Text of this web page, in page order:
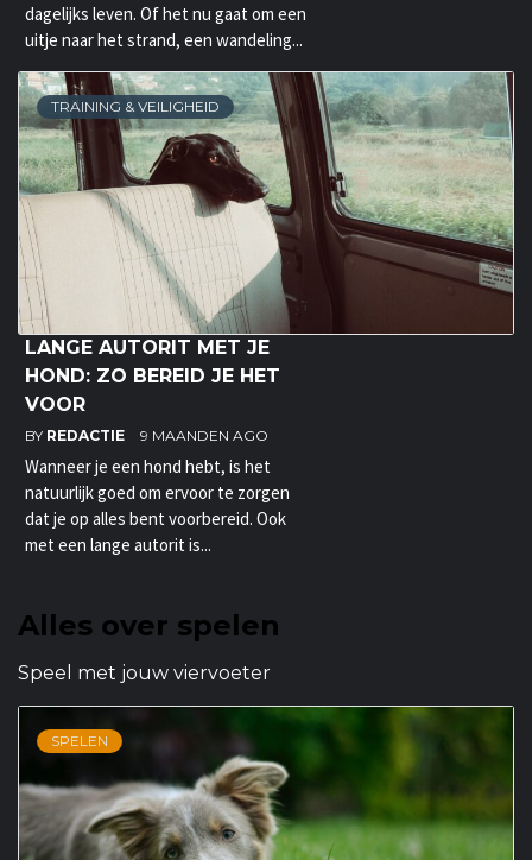
dagelijks leven. Of het nu gaat om een
uitje naar het strand, een wandeling...
TRAINING & VEILIGHEID
LANGE AUTORIT MET JE
HOND: ZO BEREID JE HET
VOOR
BY REDACTIE 9 MAANDEN AGO
Wanneer je een hond hebt, is het
natuurlijk goed om ervoor te zorgen
dat je op alles bent voorbereid. Ook
met een lange autorit is...
Alles over spelen
Speel met jouw viervoeter
SPELEN